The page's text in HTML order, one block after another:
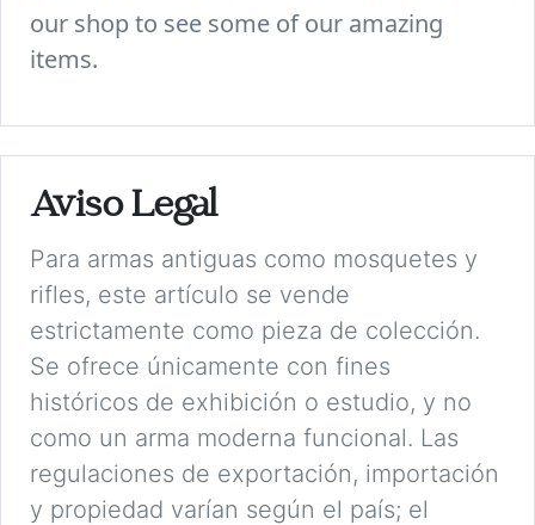
our shop to see some of our amazing
items.
Aviso Legal
Para armas antiguas como mosquetes y
rifles, este artículo se vende
estrictamente como pieza de colección.
Se ofrece únicamente con fines
históricos de exhibición o estudio, y no
como un arma moderna funcional. Las
regulaciones de exportación, importación
y propiedad varían según el país; el